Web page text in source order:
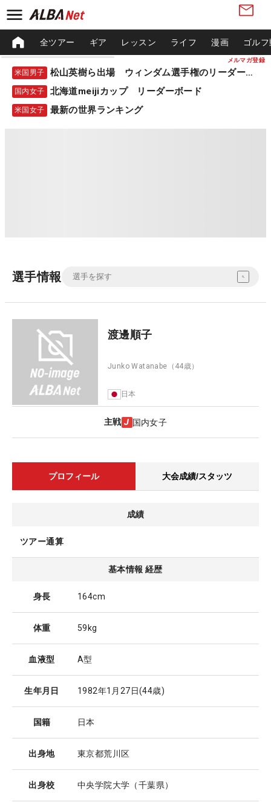
メルマガ登録
全ツアー ギア レッスン ライフ 漫画 ゴル
米国男子 松山英樹ら出場 ウィンダム選手権のリーダーボード
国内女子 北海道meijiカップ リーダーボード
米国女子 最新の世界ランキング
選手情報
渡邊順子
Junko Watanabe （44歳）
日本
主戦 国内女子
プロフィール 大会成績/スタッツ
成績
ツアー通算
基本情報 経歴
身長 164cm
体重 59kg
血液型 A型
生年月日 1982年1月27日(44歳)
国籍 日本
出身地 東京都荒川区
出身校 中央学院大学（千葉県）